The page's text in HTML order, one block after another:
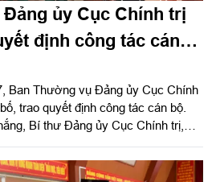
ủy Cục Chính trị
định công tác cán
Ban Thường vụ Đảng ủy Cục Chính
trao quyết định công tác cán bộ.
Bí thư Đảng ủy Cục Chính trị,